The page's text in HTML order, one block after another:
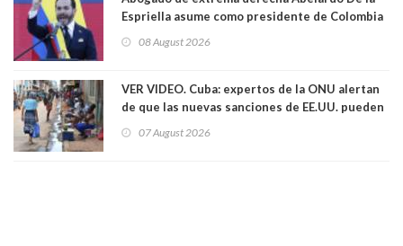
Espriella asume como presidente de Colombia
08 August 2026
VER VIDEO. Cuba: expertos de la ONU alertan
de que las nuevas sanciones de EE.UU. pueden
07 August 2026